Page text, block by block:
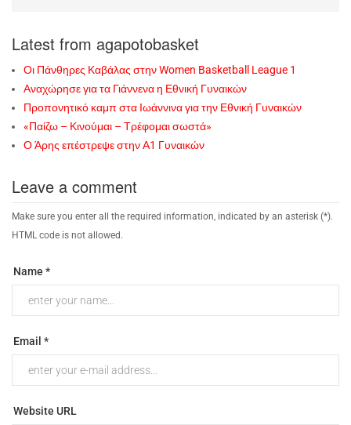
Latest from agapotobasket
Οι Πάνθηρες Καβάλας στην Women Basketball League 1
Αναχώρησε για τα Γιάννενα η Εθνική Γυναικών
Προπονητικό καμπ στα Ιωάννινα για την Εθνική Γυναικών
«Παίζω – Κινούμαι – Τρέφομαι σωστά»
Ο Άρης επέστρεψε στην Α1 Γυναικών
Leave a comment
Make sure you enter all the required information, indicated by an asterisk (*).
HTML code is not allowed.
Name *
Email *
Website URL